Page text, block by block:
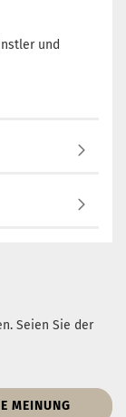
und
Seien Sie der
MEINUNG